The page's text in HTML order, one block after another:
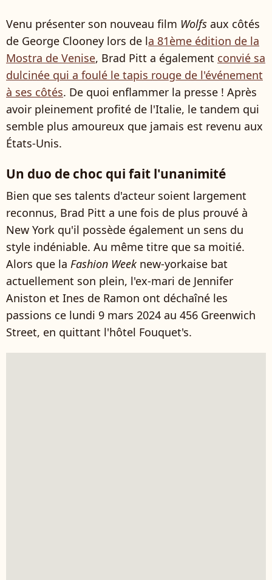
Venu présenter son nouveau film Wolfs aux côtés
de George Clooney lors de la 81ème édition de la
Mostra de Venise, Brad Pitt a également convié sa
dulcinée qui a foulé le tapis rouge de l'événement
à ses côtés. De quoi enflammer la presse ! Après
avoir pleinement profité de l'Italie, le tandem qui
semble plus amoureux que jamais est revenu aux
États-Unis.
Un duo de choc qui fait l'unanimité
Bien que ses talents d'acteur soient largement
reconnus, Brad Pitt a une fois de plus prouvé à
New York qu'il possède également un sens du
style indéniable. Au même titre que sa moitié.
Alors que la Fashion Weeknew-yorkaise bat
actuellement son plein, l'ex-mari de Jennifer
Aniston et Ines de Ramon ont déchaîné les
passions ce lundi 9 mars 2024 au 456 Greenwich
Street, en quittant l'hôtel Fouquet's.